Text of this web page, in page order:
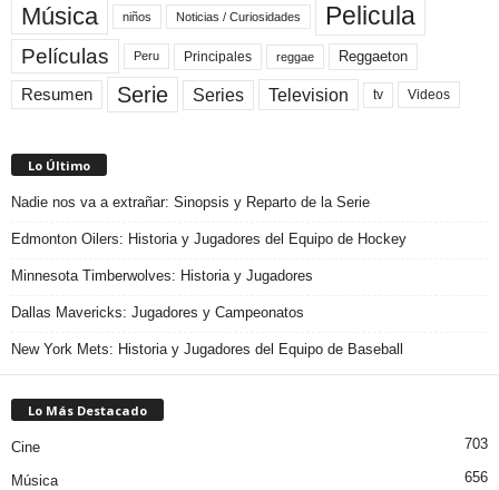
Música niños Noticias / Curiosidades Pelicula
Películas Peru Principales reggae Reggaeton
Resumen Serie Series Television tv Videos
Lo Último
Nadie nos va a extrañar: Sinopsis y Reparto de la Serie
Edmonton Oilers: Historia y Jugadores del Equipo de Hockey
Minnesota Timberwolves: Historia y Jugadores
Dallas Mavericks: Jugadores y Campeonatos
New York Mets: Historia y Jugadores del Equipo de Baseball
Lo Más Destacado
Cine 703
Música 656